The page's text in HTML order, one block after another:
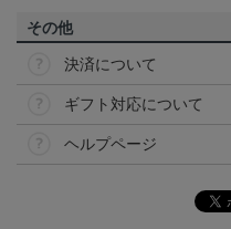
その他
決済について
ギフト対応について
ヘルプページ